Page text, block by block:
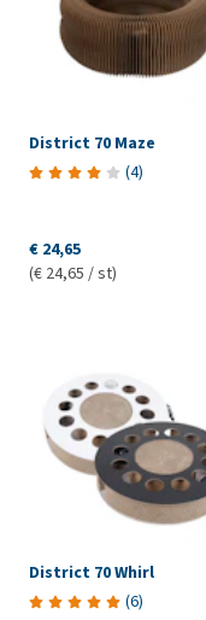
District 70 Maze
(4)
€ 24,65
(€ 24,65 / st)
District 70 Whirl
(6)